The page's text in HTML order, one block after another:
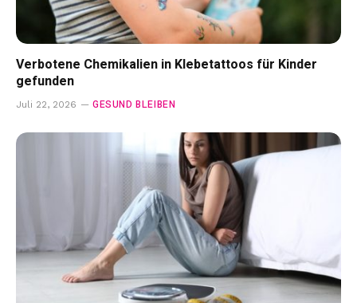
Verbotene Chemikalien in Klebetattoos für Kinder
gefunden
Juli 22, 2026 GESUND BLEIBEN